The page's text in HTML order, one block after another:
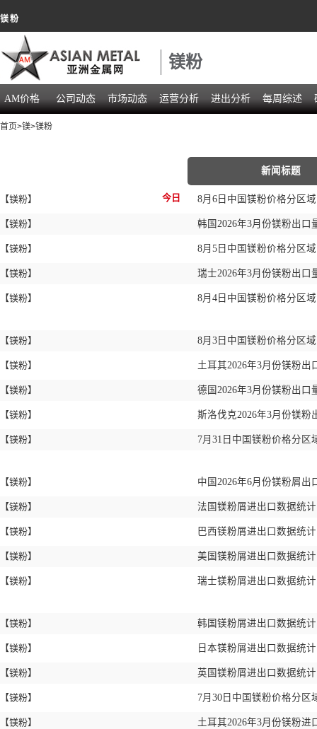
镁粉
镁粉
AM价格 公司动态 市场动态 运营分析 进出分析 每周综述
首页>镁>镁粉
【镁粉】 今日
【镁粉】
【镁粉】
【镁粉】
【镁粉】
【镁粉】
【镁粉】
【镁粉】
【镁粉】
【镁粉】
【镁粉】
【镁粉】
【镁粉】
【镁粉】
【镁粉】
【镁粉】
【镁粉】
【镁粉】
【镁粉】
【镁粉】
新闻标题
8月6日中国镁粉价格分区
韩国2026年3月份镁粉出口
8月5日中国镁粉价格分区
瑞士2026年3月份镁粉出口
8月4日中国镁粉价格分区
8月3日中国镁粉价格分区
土耳其2026年3月份镁粉出
德国2026年3月份镁粉出口
斯洛伐克2026年3月份镁粉
7月31日中国镁粉价格分区
中国2026年6月份镁粉屑出
法国镁粉屑进出口数据统
巴西镁粉屑进出口数据统
美国镁粉屑进出口数据统
瑞士镁粉屑进出口数据统
韩国镁粉屑进出口数据统
日本镁粉屑进出口数据统
英国镁粉屑进出口数据统
7月30日中国镁粉价格分区
土耳其2026年3月份镁粉进